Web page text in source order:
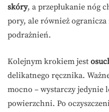
skóry, a przepłukanie nóg
pory, ale również
podrażnień.
Kolejnym krokiem jest
delikatnego ręcznika.
mocno – wystarczy jedynie
powierzchni. Po